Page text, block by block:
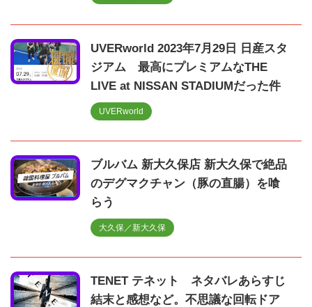
UVERworld 2023年7月29日 日産スタ
ジアム 最高にプレミアムなTHE
LIVE at NISSAN STADIUMだった件
UVERworld
ブルバム 新大久保店 新大久保で絶品
のデグマクチャン（豚の直腸）を喰
らう
大久保／新大久保
TENET テネット ネタバレあらすじ
結末と感想など。不思議な回転ドア